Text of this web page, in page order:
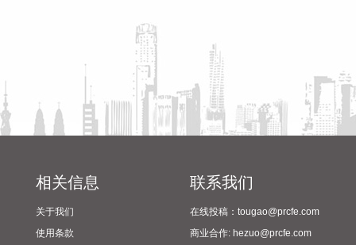
陆前后，华东降雨进一步增强，江苏南部、安徽东南部、上
海、浙江大部将有大到暴雨，其中上海南部、浙江东部有特大
暴雨，局地日降雨量将达到400毫米甚至500毫米以上，极端性
较强，需注意防范。
2026-08-08 15:54:28
8月8日，记者从上海轮渡获悉，因受今年第13号台风“白海
2026-08-08 15:43:12
8月7日，随着最后一段沥青路面完成摊铺，由中铁五局承建的
京昆高速广（元）绵（阳）段扩容工程主线路面63.879公里顺
相关信息
关于我们
使用条款
联系我们
在线投稿：tougao@prcfe.com
商业合作: hezuo@prcfe.com